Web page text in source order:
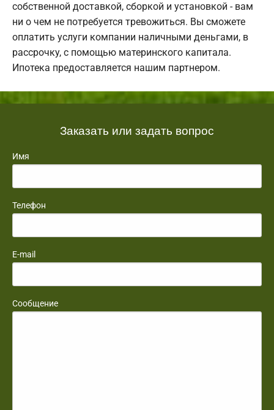
собственной доставкой, сборкой и установкой - вам
ни о чем не потребуется тревожиться. Вы сможете
оплатить услуги компании наличными деньгами, в
рассрочку, с помощью материнского капитала.
Ипотека предоставляется нашим партнером.
Заказать или задать вопрос
Имя
Телефон
E-mail
Сообщение